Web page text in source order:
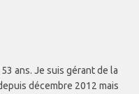
ans. Je suis gérant de la
décembre 2012 mais